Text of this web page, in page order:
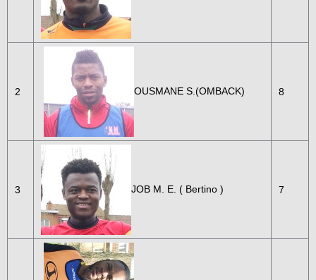
2 OUSMANE S.(OMBACK) 8
3 JOB M. E. ( Bertino ) 7